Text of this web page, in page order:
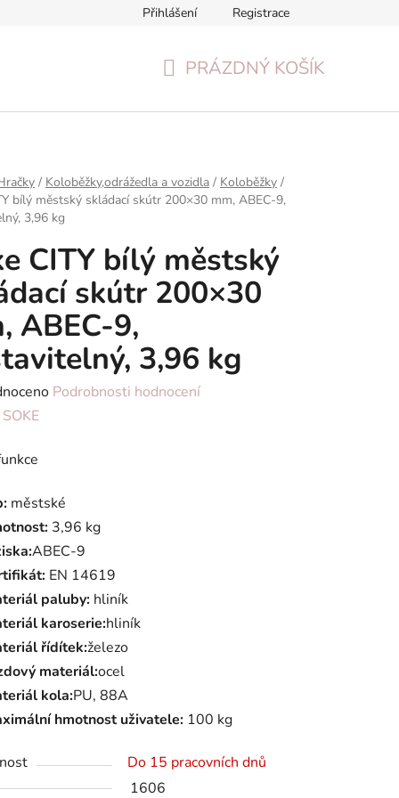
Formulář pro odstoupení od smlouvy Reklamační formulář
Přihlášení Registrace
PRÁZDNÝ KOŠÍK
/ Koloběžky,odrážedla a vozidla / Koloběžky /
bílý městský skládací skútr 200×30 mm, ABEC-9,
3,96 kg
CITY bílý městský
skútr 200×30
ABEC-9,
3,96 kg
Podrobnosti hodnocení
SOKE
městské
3,96 kg
ABEC-9
EN 14619
paluby: hliník
karoserie:hliník
řídítek:železo
materiál:ocel
kola:PU, 88A
hmotnost uživatele: 100 kg
Do 15 pracovních dnů
1606